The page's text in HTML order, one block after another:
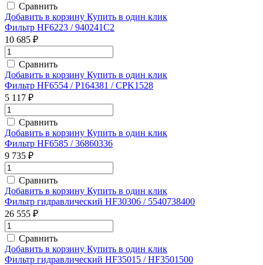
Сравнить
Добавить в корзину Купить в один клик
Фильтр HF6223 / 940241C2
10 685 ₽
Сравнить
Добавить в корзину Купить в один клик
Фильтр HF6554 / P164381 / CPK1528
5 117 ₽
Сравнить
Добавить в корзину Купить в один клик
Фильтр HF6585 / 36860336
9 735 ₽
Сравнить
Добавить в корзину Купить в один клик
Фильтр гидравлический HF30306 / 5540738400
26 555 ₽
Сравнить
Добавить в корзину Купить в один клик
Фильтр гидравлический HF35015 / HF3501500